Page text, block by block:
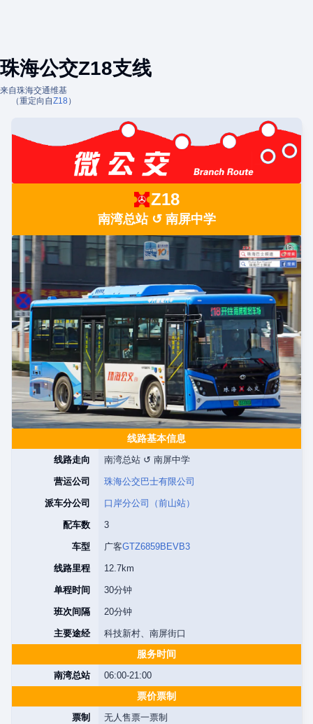
珠海公交Z18支线
来自珠海交通维基
（重定向自Z18 ）
Z18
南湾总站 ↺ 南屏中学
线路基本信息
线路走向 南湾总站 ↺ 南屏中学
营运公司 珠海公交巴士有限公司
派车分公司 口岸分公司（前山站）
配车数 3
车型 广客GTZ6859BEVB3
线路里程 12.7km
单程时间 30分钟
班次间隔 20分钟
主要途经 科技新村、南屏街口
服务时间
南湾总站 06:00-21:00
票价票制
票制 无人售票一票制